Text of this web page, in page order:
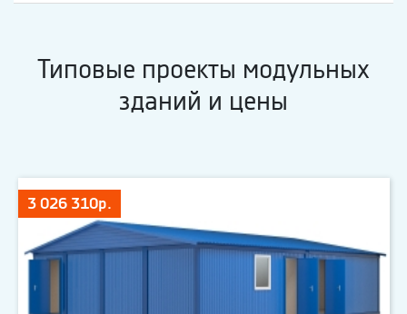
Типовые проекты модульных
зданий и цены
3 026 310р.